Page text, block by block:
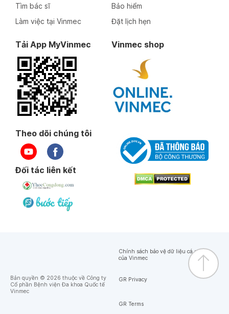
Tìm bác sĩ
Làm việc tại Vinmec
Bảo hiểm
Đặt lịch hẹn
Tải App MyVinmec Vinmec shop
Theo dõi chúng tôi
Đối tác liên kết
Bản quyền © 2026 thuộc về Công ty
Cổ phần Bệnh viện Đa khoa Quốc tế
Vinmec
Chính sách bảo vệ dữ liệu cá nhân
của Vinmec
GR Privacy
GR Terms